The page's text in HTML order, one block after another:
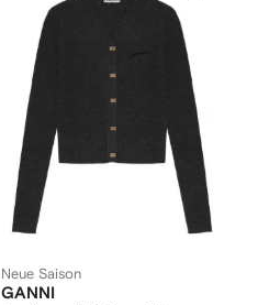
Neue Saison
GANNI